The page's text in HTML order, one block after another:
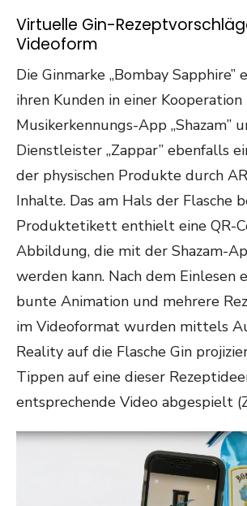
Virtuelle Gin-
Videoform
Die Ginmarke „Bombay Sapphire”
ihren Kunden in einer
Musikerkennungs-App „Shazam”
Dienstleister „Zappar” ebenfalls
der physischen Produkte durch
Inhalte. Das am Hals der Flasche
Produktetikett enthielt eine QR-
Abbildung, die mit der Shazam-
werden kann. Nach dem Einlesen
bunte Animation und mehrere
im Videoformat wurden mittels
Reality auf die Flasche Gin
Tippen auf eine dieser
entsprechende Video abgespielt